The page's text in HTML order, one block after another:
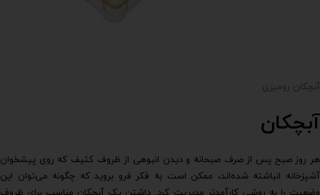
آبچکان رومیزی
آبچکان
هر روز صبح پس از صرف صبحانه و دیدن انبوهی از ظروف کثیف که روی پیشخوان
آشپزخانه انباشته شده‌اند، ممکن است به فکر فرو بروید که چگونه می‌توان این